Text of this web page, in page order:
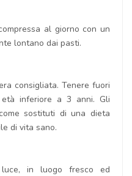
al giorno con un
lontano dai pasti.
consigliata. Tenere fuori
inferiore a 3 anni. Gli
sostituti di una dieta
di vita sano.
in luogo fresco ed